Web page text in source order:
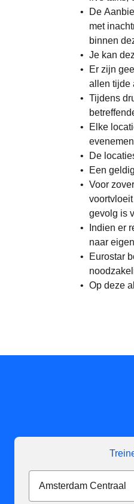
De
met
binnen
Je kan
Er zijn
allen tijde
Tijdens
Elke
De
Een
Voor
gevolg is
Indien er
naar
Eurostar
Op deze